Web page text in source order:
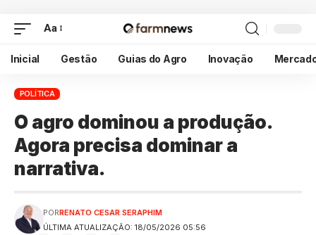
Aa
Inicial Gestão Guias do Agro Inovação
POLÍTICA
O agro dominou a produção.
Agora precisa dominar a
narrativa.
ÚLTIMA ATUALIZAÇÃO: 18/05/2026 05:56
PORRENATO CESAR SERAPHIM